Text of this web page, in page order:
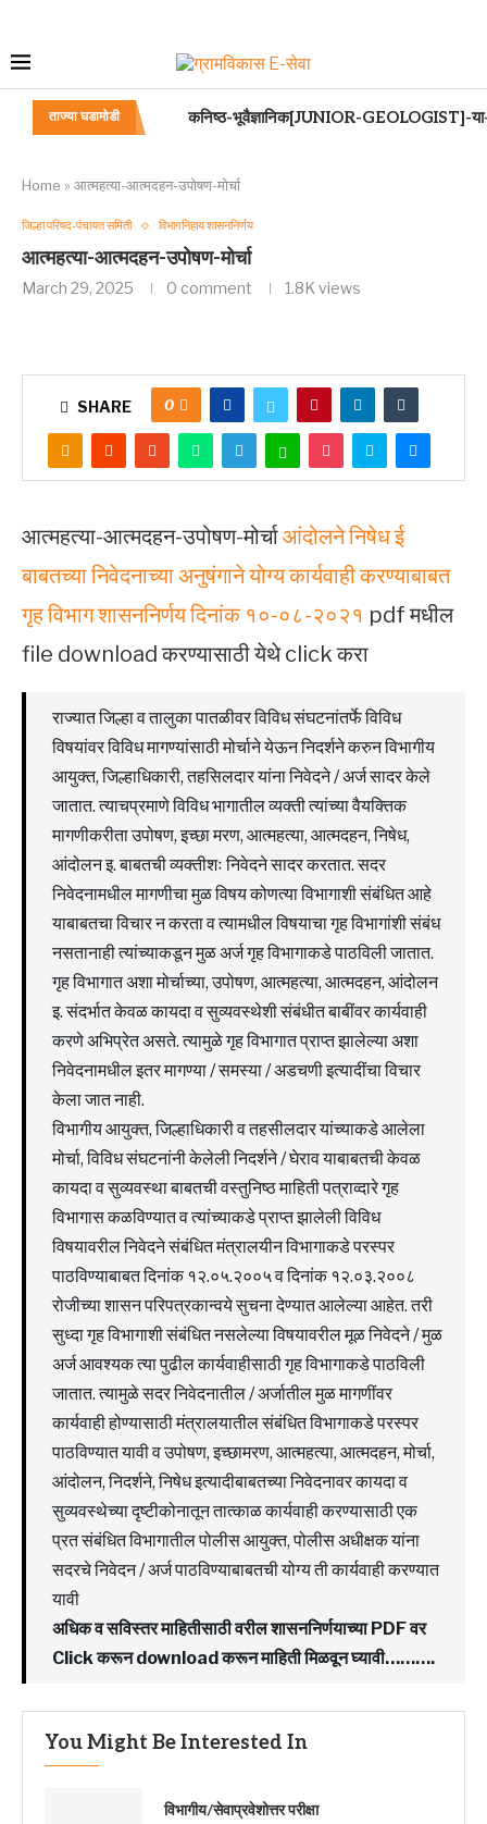
ताज्या घडामोडी कनिष्ठ-भूवैज्ञानिक[JUNIOR-GEOLOGIST]-
Home » आत्महत्या-आत्मदहन-उपोषण-मोर्चा
जिल्हा परिषद-पंचायत समिती विभागनिहाय शासननिर्णय
आत्महत्या-आत्मदहन-उपोषण-मोर्चा
March 29, 2025 0 comment 1.8K views
SHARE 0
आत्महत्या-आत्मदहन-उपोषण-मोर्चाआंदोलने निषेध ई
बाबतच्या निवेदनाच्या अनुषंगाने योग्य कार्यवाही करण्याबाबत
गृह विभाग शासननिर्णय दिनांक १०-०८-२०२१ pdf मधील
file download करण्यासाठी येथे click करा
राज्यात जिल्हा व तालुका पातळीवर विविध संघटनांतर्फे विविध
विषयांवर विविध मागण्यांसाठी मोर्चाने येऊन निदर्शने करुन विभागीय
आयुक्त, जिल्हाधिकारी, तहसिलदार यांना निवेदने / अर्ज सादर केले
जातात. त्याचप्रमाणे विविध भागातील व्यक्ती त्यांच्या वैयक्तिक
मागणीकरीता उपोषण, इच्छा मरण, आत्महत्या, आत्मदहन, निषेध,
आंदोलन इ. बाबतची व्यक्तीशः निवेदने सादर करतात. सदर
निवेदनामधील मागणीचा मुळ विषय कोणत्या विभागाशी संबंधित आहे
याबाबतचा विचार न करता व त्यामधील विषयाचा गृह विभागांशी संबंध
नसतानाही त्यांच्याकडून मुळ अर्ज गृह विभागाकडे पाठविली जातात.
गृह विभागात अशा मोर्चाच्या, उपोषण, आत्महत्या, आत्मदहन, आंदोलन
इ. संदर्भात केवळ कायदा व सुव्यवस्थेशी संबंधीत बाबींवर कार्यवाही
करणे अभिप्रेत असते. त्यामुळे गृह विभागात प्राप्त झालेल्या अशा
निवेदनामधील इतर मागण्या / समस्या / अडचणी इत्यादींचा विचार
केला जात नाही.
विभागीय आयुक्त, जिल्हाधिकारी व तहसीलदार यांच्याकडे आलेला
मोर्चा, विविध संघटनांनी केलेली निदर्शने / घेराव याबाबतची केवळ
कायदा व सुव्यवस्था बाबतची वस्तुनिष्ठ माहिती पत्राव्दारे गृह
विभागास कळविण्यात व त्यांच्याकडे प्राप्त झालेली विविध
विषयावरील निवेदने संबंधित मंत्रालयीन विभागाकडे परस्पर
पाठविण्याबाबत दिनांक १२.०५.२००५ व दिनांक १२.०३.२००८
रोजीच्या शासन परिपत्रकान्वये सुचना देण्यात आलेल्या आहेत. तरी
सुध्दा गृह विभागाशी संबंधित नसलेल्या विषयावरील मूळ निवेदने / मुळ
अर्ज आवश्यक त्या पुढील कार्यवाहीसाठी गृह विभागाकडे पाठविली
जातात. त्यामुळे सदर निवेदनातील / अर्जातील मुळ मागणींवर
कार्यवाही होण्यासाठी मंत्रालयातील संबंधित विभागाकडे परस्पर
पाठविण्यात यावी व उपोषण, इच्छामरण, आत्महत्या, आत्मदहन, मोर्चा,
आंदोलन, निदर्शने, निषेध इत्यादीबाबतच्या निवेदनावर कायदा व
सुव्यवस्थेच्या दृष्टीकोनातून तात्काळ कार्यवाही करण्यासाठी एक
प्रत संबंधित विभागातील पोलीस आयुक्त, पोलीस अधीक्षक यांना
सदरचे निवेदन / अर्ज पाठविण्याबाबतची योग्य ती कार्यवाही करण्यात
यावी
अधिक व सविस्तर माहितीसाठी वरील शासननिर्णयाच्या PDF वर
Click करून download करून माहिती मिळवून घ्यावी……….
You Might Be Interested In
विभागीय/सेवाप्रवेशोत्तर परीक्षा